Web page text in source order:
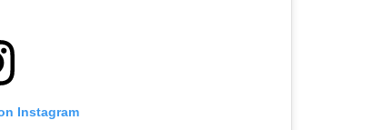
Instagram